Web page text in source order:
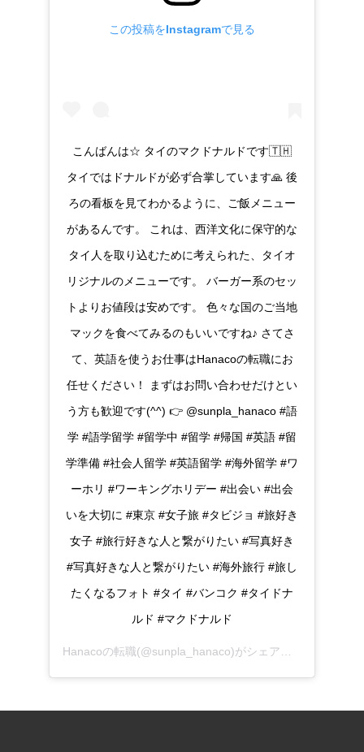
この投稿をInstagramで見る
こんばんは☆ タイのマクドナルドです🇹🇭
タイではドナルドが必ず合掌しています🙏 後
ろの看板を見てわかるように、ご飯メニュー
があるんです。 これは、西洋文化に保守的な
タイ人を取り込むために考えられた、タイオ
リジナルのメニューです。 バーガー系のセッ
トよりお値段は安めです。 色々な国のご当地
マックを食べてみるのもいいですね♪ さてさ
て、英語を使うお仕事はHanacoの転職にお
任せください！ まずはお問い合わせだけとい
う方も歓迎です(^^) 👉 @sunpla_hanaco #語
学 #語学留学 #留学中 #留学 #帰国 #英語 #留
学準備 #社会人留学 #英語留学 #海外留学 #ワ
ーホリ #ワーキングホリデー #出会い #出会
いを大切に #東京 #女子旅 #タビジョ #旅好き
女子 #旅行好きな人と繋がりたい #写真好き
#写真好きな人と繋がりたい #海外旅行 #旅し
たくなるフォト #タイ #バンコク #タイドナ
ルド #マクドナルド
Hanacoの転職(@sunpla_hanaco)がシェアした投稿 -